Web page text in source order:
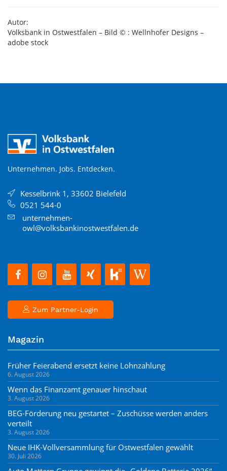
Autor:
Volksbank in Ostwestfalen – Bild © : Wellnhofer Designs –
adobe stock
Unternehmen. Jobs. Entdecken.
Kesselbrink 1, 33602 Bielefeld
0521 544-0
unternehmen-
owl@volksbankinostwestfalen.de
Zum Partner-Login
Magazin
Früher Feierabend ersetzt keine Lohnzahlung
6. August 2026
Wenn das Finanzamt genauer hinschaut
3. August 2026
BEG-Förderung neu gestartet – Zuschüsse werden anders
verteilt
3. August 2026
Neue IHK-Vollversammlung für Ostwestfalen gewählt
30. Juli 2026